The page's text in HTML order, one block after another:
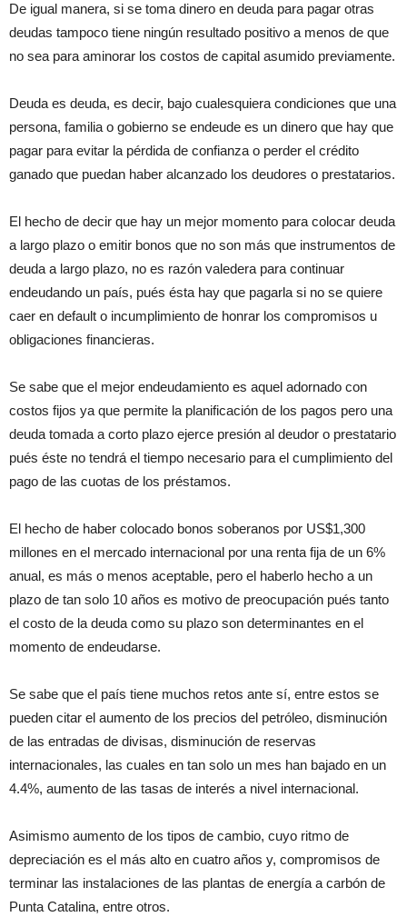
De igual manera, si se toma dinero en deuda para pagar otras
deudas tampoco tiene ningún resultado positivo a menos de que
no sea para aminorar los costos de capital asumido previamente.
Deuda es deuda, es decir, bajo cualesquiera condiciones que una
persona, familia o gobierno se endeude es un dinero que hay que
pagar para evitar la pérdida de confianza o perder el crédito
ganado que puedan haber alcanzado los deudores o prestatarios.
El hecho de decir que hay un mejor momento para colocar deuda
a largo plazo o emitir bonos que no son más que instrumentos de
deuda a largo plazo, no es razón valedera para continuar
endeudando un país, pués ésta hay que pagarla si no se quiere
caer en default o incumplimiento de honrar los compromisos u
obligaciones financieras.
Se sabe que el mejor endeudamiento es aquel adornado con
costos fijos ya que permite la planificación de los pagos pero una
deuda tomada a corto plazo ejerce presión al deudor o prestatario
pués éste no tendrá el tiempo necesario para el cumplimiento del
pago de las cuotas de los préstamos.
El hecho de haber colocado bonos soberanos por US$1,300
millones en el mercado internacional por una renta fija de un 6%
anual, es más o menos aceptable, pero el haberlo hecho a un
plazo de tan solo 10 años es motivo de preocupación pués tanto
el costo de la deuda como su plazo son determinantes en el
momento de endeudarse.
Se sabe que el país tiene muchos retos ante sí, entre estos se
pueden citar el aumento de los precios del petróleo, disminución
de las entradas de divisas, disminución de reservas
internacionales, las cuales en tan solo un mes han bajado en un
4.4%, aumento de las tasas de interés a nivel internacional.
Asimismo aumento de los tipos de cambio, cuyo ritmo de
depreciación es el más alto en cuatro años y, compromisos de
terminar las instalaciones de las plantas de energía a carbón de
Punta Catalina, entre otros.